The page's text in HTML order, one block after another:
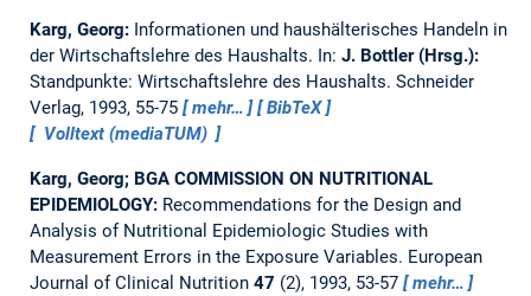
Karg, Georg: Informationen und haushälterisches Handeln in
der Wirtschaftslehre des Haushalts. In: J. Bottler (Hrsg.):
Standpunkte: Wirtschaftslehre des Haushalts. Schneider
Verlag, 1993, 55-75
mehr…
BibTeX
Volltext (mediaTUM)
Karg, Georg; BGA COMMISSION ON NUTRITIONAL
EPIDEMIOLOGY: Recommendations for the Design and
Analysis of Nutritional Epidemiologic Studies with
Measurement Errors in the Exposure Variables. European
Journal of Clinical Nutrition 47 (2), 1993, 53-57
mehr…